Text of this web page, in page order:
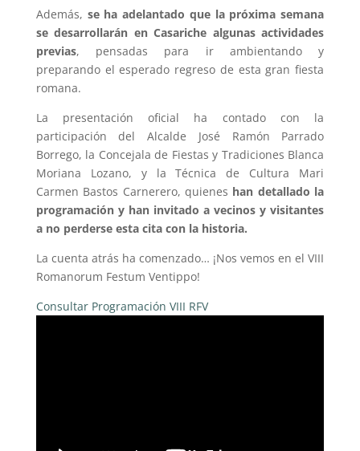
Además, se ha adelantado que la próxima semana
se desarrollarán en Casariche algunas actividades
previas, pensadas para ir ambientando y
preparando el esperado regreso de esta gran fiesta
romana.
La presentación oficial ha contado con la
participación del Alcalde José Ramón Parrado
Borrego, la Concejala de Fiestas y Tradiciones Blanca
Moriana Lozano, y la Técnica de Cultura Mari
Carmen Bastos Carnerero, quienes han detallado la
programación y han invitado a vecinos y visitantes
a no perderse esta cita con la historia.
La cuenta atrás ha comenzado… ¡Nos vemos en el VIII
Romanorum Festum Ventippo!
Consultar Programación VIII RFV